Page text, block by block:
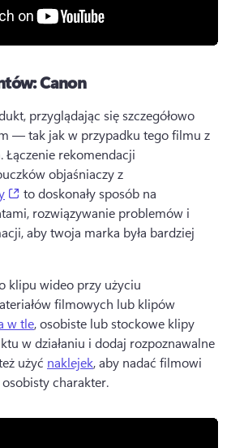
Canon
przyglądając się szczegółowo
— tak jak w przypadku tego filmu z
Łączenie rekomendacji
objaśniaczy z
(opens in a new tab)
to doskonały sposób na
rozwiązywanie problemów i
aby twoja marka była bardziej
klipu wideo przy użyciu
filmowych lub klipów
w tle, osobiste lub stockowe klipy
w działaniu i dodaj rozpoznawalne
użyć naklejek, aby nadać filmowi
charakter.